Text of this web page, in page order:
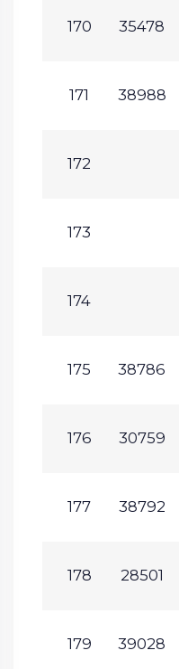
170 35478
171 38988
172
173
174
175 38786
176 30759
177 38792
178 28501
179 39028